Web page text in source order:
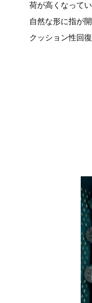
荷が高くなって
自然な形に指が
クッション性回